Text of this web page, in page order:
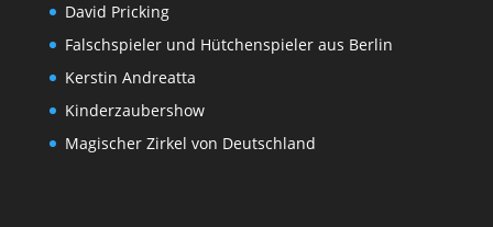
David Pricking
Falschspieler und Hütchenspieler aus Berlin
Kerstin Andreatta
Kinderzaubershow
Magischer Zirkel von Deutschland